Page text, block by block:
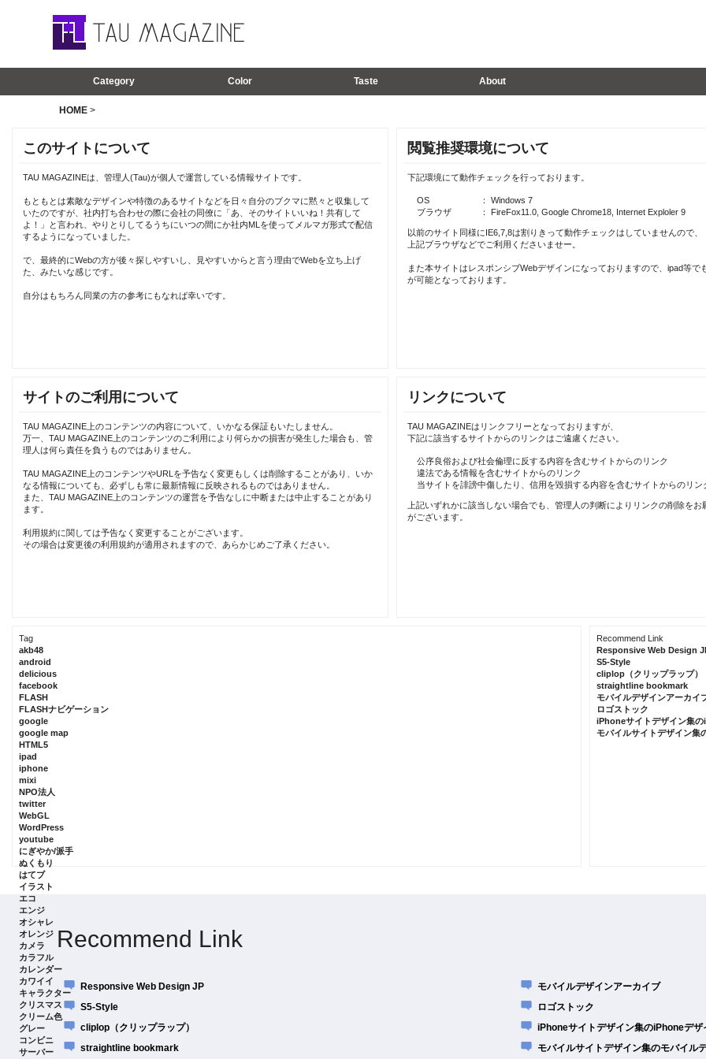
Category Color Taste About
HOME>
このサイトについて
TAU MAGAZINEは、管理人(Tau)が個人で運営している情報サイトです。
もともとは素敵なデザインや特徴のあるサイトなどを日々自分のブクマに黙々と収集して
いたのですが、社内打ち合わせの際に会社の同僚に「あ、そのサイトいいね！共有して
よ！」と言われ、やりとりしてるうちにいつの間にか社内MLを使ってメルマガ形式で配信
するようになっていました。
で、最終的にWebの方が後々探しやすいし、見やすいからと言う理由でWebを立ち上げ
た、みたいな感じです。
自分はもちろん同業の方の参考にもなれば幸いです。
閲覧推奨環境について
下記環境にて動作チェックを行っております。
OS
： Windows 7
ブラウザ
： FireFox11.0, Google Chrome18, Internet Exploler 9
以前のサイト同様にIE6,7,8は割りきって動作チェックはしていませんので、
上記ブラウザなどでご利用くださいませー。
また本サイトはレスポンシブWebデザインになっておりますので、ipad等で
が可能となっております。
サイトのご利用について
TAU MAGAZINE上のコンテンツの内容について、いかなる保証もいたしません。
万一、TAU MAGAZINE上のコンテンツのご利用により何らかの損害が発生した場合も、管
理人は何ら責任を負うものではありません。
TAU MAGAZINE上のコンテンツやURLを予告なく変更もしくは削除することがあり、いか
なる情報についても、必ずしも常に最新情報に反映されるものではありません。
また、TAU MAGAZINE上のコンテンツの運営を予告なしに中断または中止することがあり
ます。
利用規約に関しては予告なく変更することがございます。
その場合は変更後の利用規約が適用されますので、あらかじめご了承ください。
リンクについて
TAU MAGAZINEはリンクフリーとなっておりますが、
下記に該当するサイトからのリンクはご遠慮ください。
公序良俗および社会倫理に反する内容を含むサイトからのリンク
違法である情報を含むサイトからのリンク
当サイトを誹謗中傷したり、信用を毀損する内容を含むサイトからのリン
上記いずれかに該当しない場合でも、管理人の判断によりリンクの削除をお
がございます。
Tag
akb48
android
delicious
facebook
FLASH
FLASHナビゲーション
google
google map
HTML5
ipad
iphone
mixi
NPO法人
twitter
WebGL
WordPress
youtube
にぎやか/派手
ぬくもり
はてブ
イラスト
エコ
エンジ
オシャレ
オレンジ
カメラ
カラフル
カレンダー
カワイイ
キャラクター
クリスマス
クリーム色
グレー
コンビニ
サーバー
Recommend Link
Responsive Web Design
S5-Style
cliplop（クリップラップ）
straightline bookmark
モバイルデザインアーカイ
ロゴストック
iPhoneサイトデザイン集
モバイルサイトデザイン集
Recommend Link
Responsive Web Design JP
S5-Style
cliplop（クリップラップ）
straightline bookmark
モバイルデザインアーカイブ
ロゴストック
iPhoneサイトデザイン集のiPhoneデザ
モバイルサイトデザイン集のモバイル